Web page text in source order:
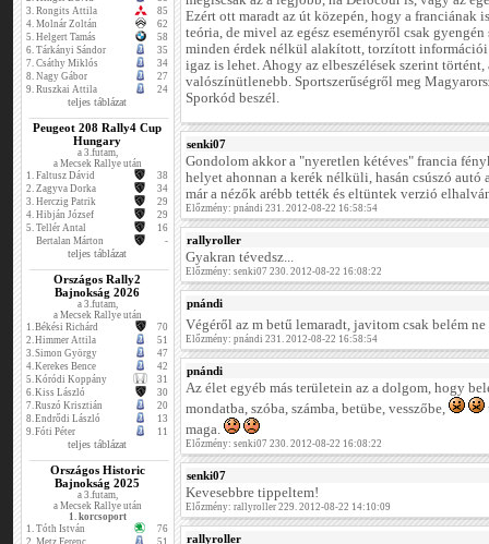
3. Rongits Attila
85
4. Molnár Zoltán
62
5. Helgert Tamás
58
6. Tárkányi Sándor
35
7. Csáthy Miklós
34
8. Nagy Gábor
27
9. Ruszkai Attila 24
teljes táblázat
Peugeot 208 Rally4 Cup
Hungary
a 3.futam,
a Mecsek Rallye után
1. Faltusz Dávid
38
2. Zagyva Dorka
34
3. Herczig Patrik
29
4. Hibján József
29
5. Tellér Antal
16
Bertalan Márton
-
teljes táblázat
Országos Rally2
Bajnokság 2026
a 3.futam,
a Mecsek Rallye után
1.Békési Richárd
70
2.Himmer Attila
51
3.Simon György
47
4.Kerekes Bence
42
5.Kóródi Koppány
31
6.Kiss László
30
7.Ruszó Krisztián
20
8.Endrődi László
13
9.Fóti Péter 11
teljes táblázat
Országos Historic
Bajnokság 2025
a 3.futam,
a Mecsek Rallye után
1. korcsoport
1. Tóth István
76
2. Metz Ferenc 51
Ezért ott maradt az út közepén, hogy a franciának
teória, de mivel az egész eseményről csak
minden érdek nélkül alakított, torzított információi
igaz is lehet. Ahogy az elbeszélések szerint történt,
valószínütlenebb. Sportszerűségről meg
Sporkód beszél.
senki07
Gondolom akkor a "nyeretlen kétéves" francia
helyet ahonnan a kerék nélküli, hasán csúszó
már a nézők arébb tették és eltüntek verzió
Előzmény: pnándi 231. 2012-08-22 16:58:54
rallyroller
Gyakran tévedsz...
Előzmény: senki07 230. 2012-08-22 16:08:22
pnándi
Végéről az m betű lemaradt, javitom csak belém
Előzmény: pnándi 231. 2012-08-22 16:58:54
pnándi
Az élet egyéb más területein az a dolgom, hogy
mondatba, szóba, számba, betübe, vesszőbe,
maga.
Előzmény: senki07 230. 2012-08-22 16:08:22
senki07
Kevesebbre tippeltem!
Előzmény: rallyroller 229. 2012-08-22 14:10:09
rallyroller